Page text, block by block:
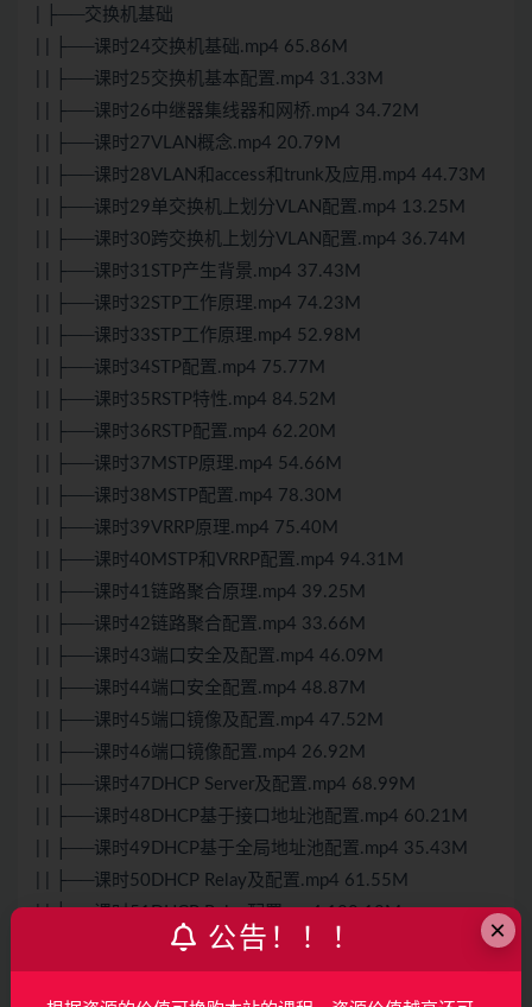
| ├──交换机基础
| | ├──课时24交换机基础.mp4 65.86M
| | ├──课时25交换机基本配置.mp4 31.33M
| | ├──课时26中继器集线器和网桥.mp4 34.72M
| | ├──课时27VLAN概念.mp4 20.79M
| | ├──课时28VLAN和access和trunk及应用.mp4 44.73M
| | ├──课时29单交换机上划分VLAN配置.mp4 13.25M
| | ├──课时30跨交换机上划分VLAN配置.mp4 36.74M
| | ├──课时31STP产生背景.mp4 37.43M
| | ├──课时32STP工作原理.mp4 74.23M
| | ├──课时33STP工作原理.mp4 52.98M
| | ├──课时34STP配置.mp4 75.77M
| | ├──课时35RSTP特性.mp4 84.52M
| | ├──课时36RSTP配置.mp4 62.20M
| | ├──课时37MSTP原理.mp4 54.66M
| | ├──课时38MSTP配置.mp4 78.30M
| | ├──课时39VRRP原理.mp4 75.40M
| | ├──课时40MSTP和VRRP配置.mp4 94.31M
| | ├──课时41链路聚合原理.mp4 39.25M
| | ├──课时42链路聚合配置.mp4 33.66M
| | ├──课时43端口安全及配置.mp4 46.09M
| | ├──课时44端口安全配置.mp4 48.87M
| | ├──课时45端口镜像及配置.mp4 47.52M
| | ├──课时46端口镜像配置.mp4 26.92M
| | ├──课时47DHCP Server及配置.mp4 68.99M
| | ├──课时48DHCP基于接口地址池配置.mp4 60.21M
| | ├──课时49DHCP基于全局地址池配置.mp4 35.43M
| | ├──课时50DHCP Relay及配置.mp4 61.55M
| | ├──课时51DHCP Relay配置.mp4 120.18M
| | ├──课时52ACL及配置.mp4 62.70M
| | ├──课时53堆叠技术.mp4 25.38M
×
公告！！！